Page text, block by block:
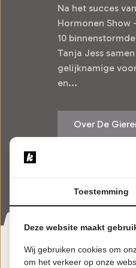
Na het succes
Hormonen Show
10
Tanja Jess
gelijknamige
en...
Over De
Toestemming
Deze website maakt
Wij gebruiken cookies om
om het verkeer op onze